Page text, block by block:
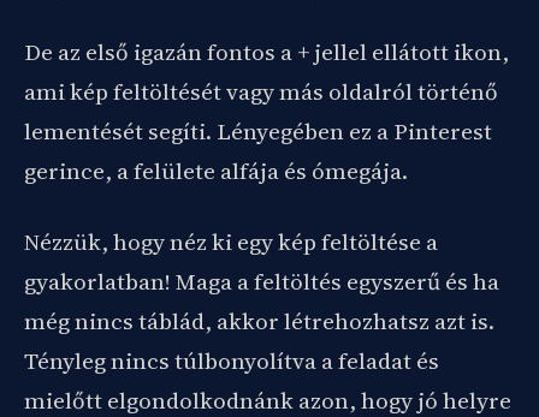
De az első igazán fontos a + jellel ellátott ikon,
ami kép feltöltését vagy más oldalról történő
lementését segíti. Lényegében ez a Pinterest
gerince, a felülete alfája és ómegája.
Nézzük, hogy néz ki egy kép feltöltése a
gyakorlatban! Maga a feltöltés egyszerű és ha
még nincs táblád, akkor létrehozhatsz azt is.
Tényleg nincs túlbonyolítva a feladat és
mielőtt elgondolkodnánk azon, hogy jó helyre